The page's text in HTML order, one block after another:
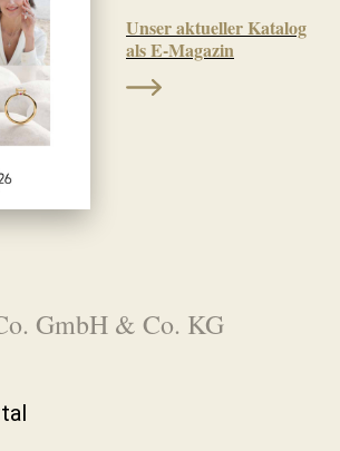
Unser aktueller Katalog
als E-Magazin
GmbH & Co. KG